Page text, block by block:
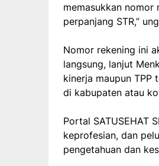
memasukkan nomor
perpanjang STR,”
Nomor rekening ini
langsung, lanjut
kinerja maupun TPP
di kabupaten atau
Portal SATUSEHAT
keprofesian, dan
pengetahuan dan